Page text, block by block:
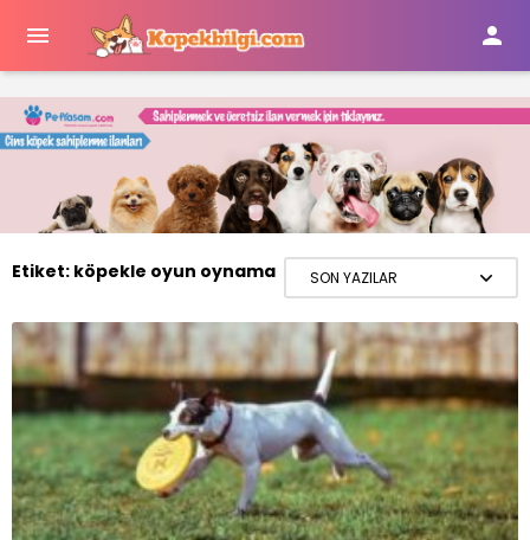
 
Etiket: köpekle oyun oynama